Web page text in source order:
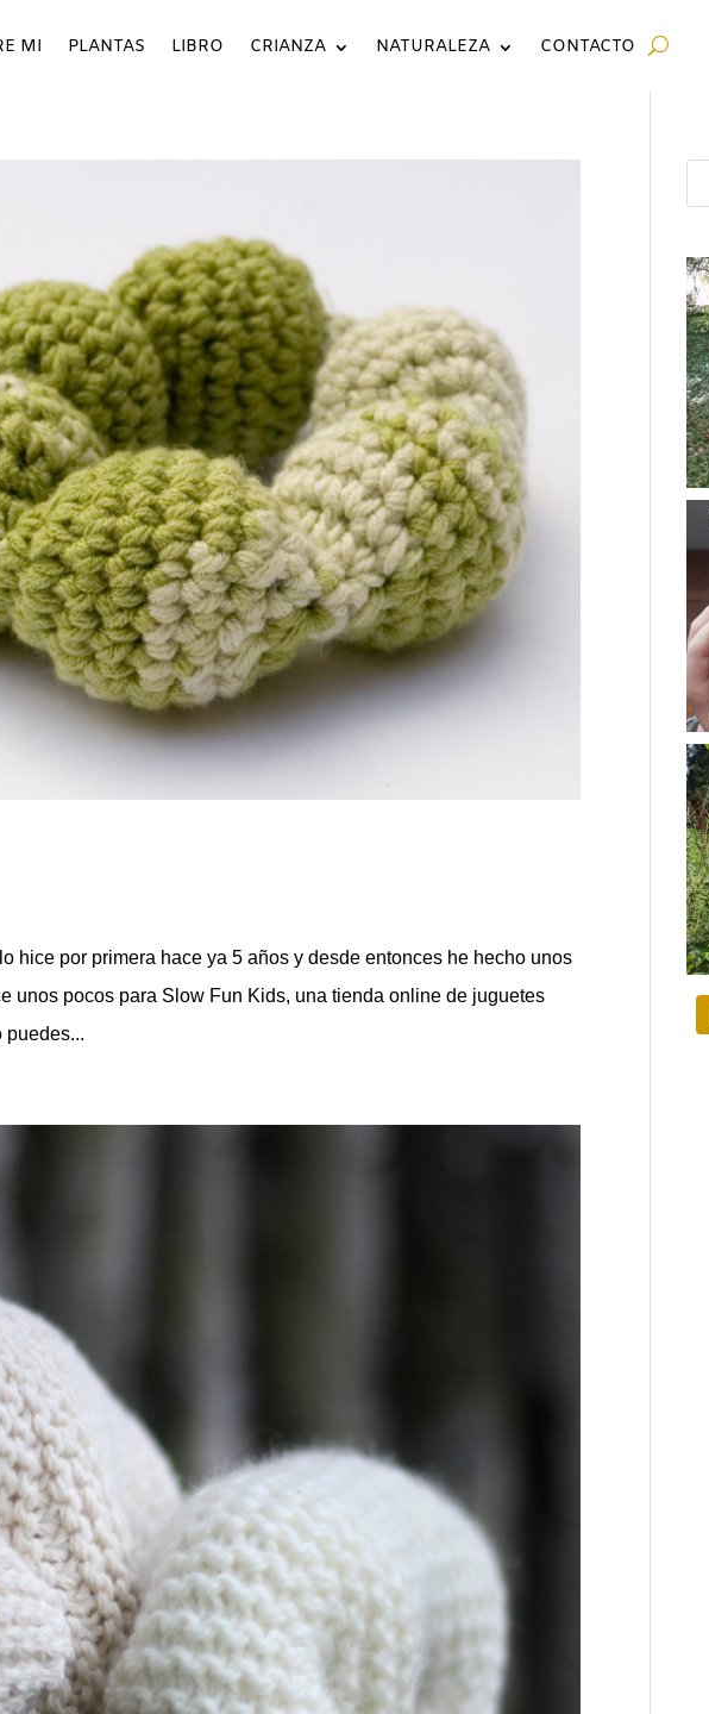
MI PLANTAS LIBRO CRIANZA NATURALEZA CONTACTO
hice por primera hace ya 5 años y desde entonces he hecho unos
unos pocos para Slow Fun Kids, una tienda online de juguetes
puedes...